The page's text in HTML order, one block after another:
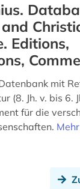
niederlandistik (1)
nikolaus kusanus (1)
nikolaus von kues (1)
numismatik (1)
Editions,
mit
(8. Jh. v. bis 6.
für die